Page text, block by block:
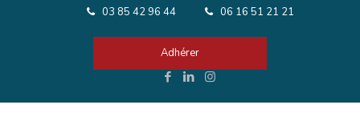
03 85 42 96 44 06 16 51 21 21
Adhérer